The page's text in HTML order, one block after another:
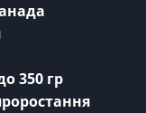
350 гр